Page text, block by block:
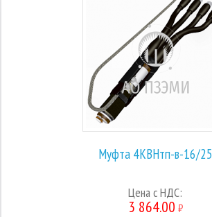
Муфта 4КВНтп-в-16/25
Цена с НДС:
3 864.00 ₽